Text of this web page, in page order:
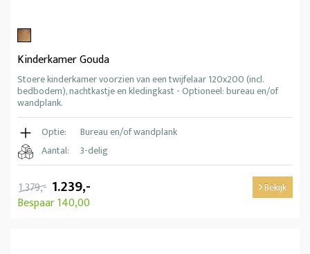
Kinderkamer Gouda
Stoere kinderkamer voorzien van een twijfelaar 120x200 (incl.
bedbodem), nachtkastje en kledingkast - Optioneel: bureau en/of
wandplank.
Optie:
Bureau en/of wandplank
Aantal:
3-delig
1.379,- 1.239,-
Bespaar 140,00
Bekijk